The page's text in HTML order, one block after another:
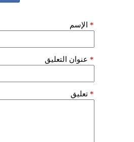
الإسم *
عنوان التعليق *
تعليق *